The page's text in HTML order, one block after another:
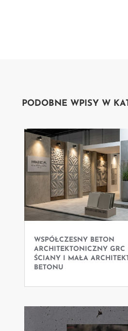
PODOBNE WPISY W
WSPÓŁCZESNY BETON
ARCHITEKTONICZNY GRC
ŚCIANY I MAŁA
BETONU